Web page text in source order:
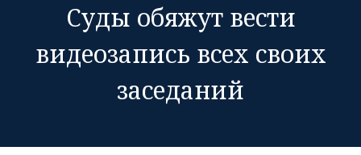
Суды обяжут вести
видеозапись всех своих
заседаний